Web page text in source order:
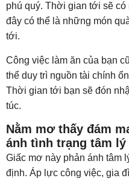
phú quý. Thời gian tới sẽ
đây có thể là những món
tới.
Công việc làm ăn của bạn
thể duy trì nguồn tài chính
Thời gian tới bạn sẽ đón
túc.
Nằm mơ thấy đám
ánh tình trạng tâm lý
Giấc mơ này phản ánh tâm
định. Áp lực công việc, gia